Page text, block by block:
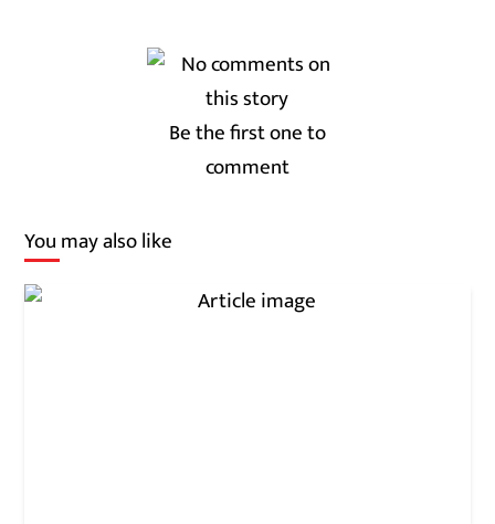
Be the first one to
comment
You may also like